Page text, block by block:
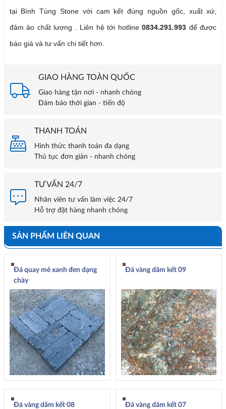
tại Bình Tùng Stone với cam kết đúng nguồn gốc, xuất xứ,
đảm ảo chất lượng . Liên hệ tới hotline0834.291.993 để được
báo giá và tư vấn chi tiết hơn.
GIAO HÀNG TOÀN QUỐC
Giao hàng tận nơi - nhanh chóng
Đảm bảo thời gian - tiến độ
THANH TOÁN
Hình thức thanh toán đa dạng
Thủ tục đơn giản - nhanh chóng
TƯ VẤN 24/7
Nhân viên tư vấn làm việc 24/7
Hỗ trợ đặt hàng nhanh chóng
SẢN PHẨM LIÊN QUAN
Đá quay mẻ xanh đen dạng
chày
Đá vàng dăm kết 09
Đá vàng dăm kết 08 Đá vàng dăm kết 07